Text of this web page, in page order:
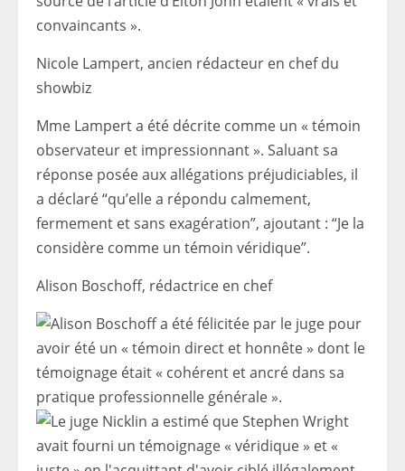
convaincants ».
Nicole Lampert, ancien rédacteur en chef du
showbiz
Mme Lampert a été décrite comme un « témoin
observateur et impressionnant ». Saluant sa
réponse posée aux allégations préjudiciables, il
a déclaré “qu’elle a répondu calmement,
fermement et sans exagération”, ajoutant : “Je la
considère comme un témoin véridique”.
Alison Boschoff, rédactrice en chef